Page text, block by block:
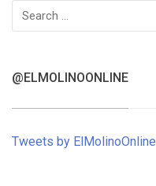
Search
for:
@ELMOLINOONLINE
Tweets by ElMolinoOnline